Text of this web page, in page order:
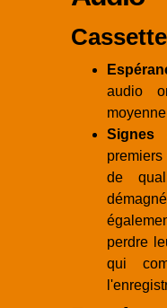
audio
Signes
de
perdre
qui